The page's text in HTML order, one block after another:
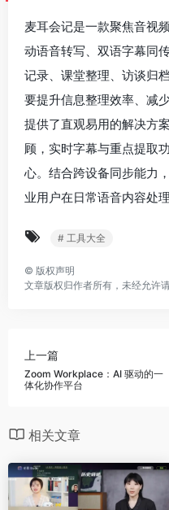
麦耳会记是一款聚焦音视
动语音转写、双语字幕同
记录、课堂整理、访谈归
要提升信息整理效率、减
提供了直观易用的解决方
顾，实时字幕与重点提取
心。结合跨设备同步能力
业用户在日常语音内容处
# 工具大全
© 版权声明
文章版权归作者所有，未经允许请
上一篇
Zoom Workplace：AI 驱动的一
体化协作平台
相关文章